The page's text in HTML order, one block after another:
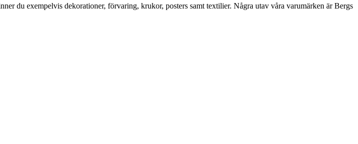
du exempelvis dekorationer, förvaring, krukor, posters samt textilier. Några utav våra varumärken är Bergs